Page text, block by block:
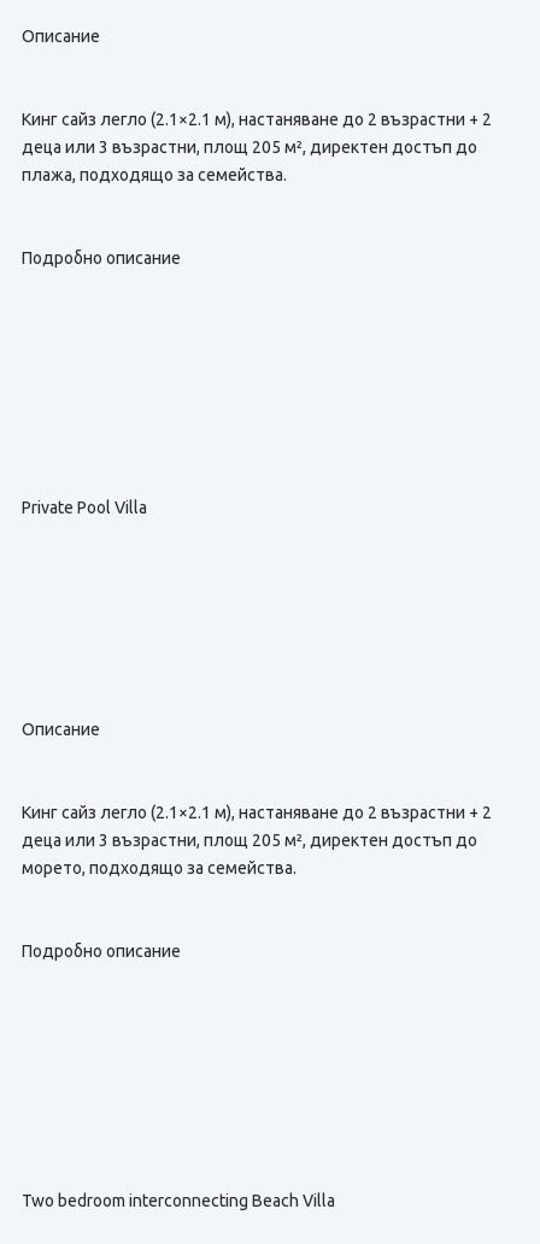
Описание
Кинг сайз легло (2.1×2.1 м), настаняване до 2 възрастни + 2
деца или 3 възрастни, площ 205 м², директен достъп до
плажа, подходящо за семейства.
Подробно описание
Private Pool Villa
Описание
Кинг сайз легло (2.1×2.1 м), настаняване до 2 възрастни + 2
деца или 3 възрастни, площ 205 м², директен достъп до
морето, подходящо за семейства.
Подробно описание
Two bedroom interconnecting Beach Villa